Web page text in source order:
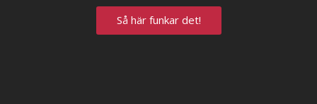
Så här funkar det!